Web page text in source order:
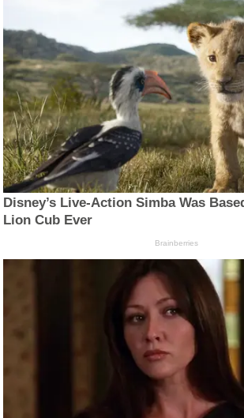
Disney’s Live-Action Simba Was
Lion Cub Ever
Brainberries